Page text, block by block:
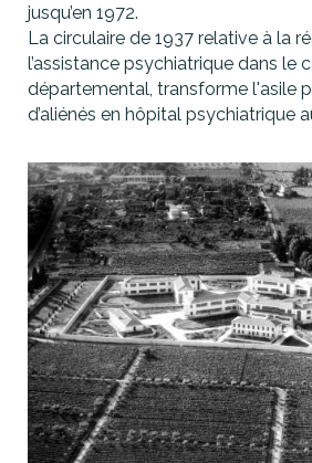
jusqu’en 1972.
La circulaire de 1937 relative à la
l’assistance psychiatrique dans le
départemental, transforme l'asile
d’aliénés en hôpital psychiatrique